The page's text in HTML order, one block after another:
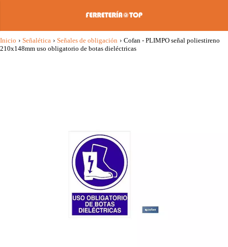
Inicio › Señalética › Señales de obligación › Cofan - PLIMPO señal poliestireno
210x148mm uso obligatorio de botas dieléctricas